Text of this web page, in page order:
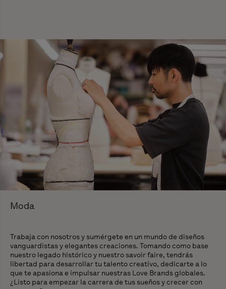
Moda
Trabaja con nosotros y sumérgete en un mundo de diseños
vanguardistas y elegantes creaciones. Tomando como base
nuestro legado histórico y nuestro savoir faire, tendrás
libertad para desarrollar tu talento creativo, dedicarte a lo
que te apasiona e impulsar nuestras Love Brands globales.
¿Listo para empezar la carrera de tus sueños y crecer con